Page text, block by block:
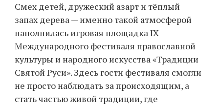
Смех детей, дружеский азарт и тёплый
запах дерева — именно такой атмосферой
наполнилась игровая площадка IX
Международного фестиваля православной
культуры и народного искусства «Традиции
Святой Руси». Здесь гости фестиваля смогли
не просто наблюдать за происходящим, а
стать частью живой традиции, где